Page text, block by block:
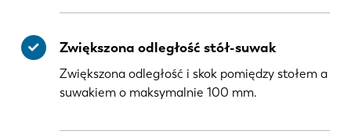
Zwiększona odległość stół-suwak
Zwiększona odległość i skok pomiędzy stołem a
suwakiem o maksymalnie 100 mm.